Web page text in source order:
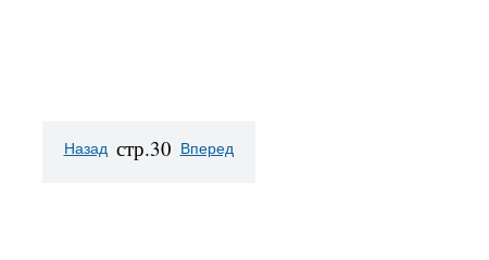
Назад стр.30 Вперед